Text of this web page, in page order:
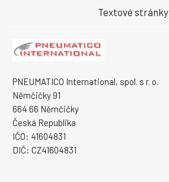
PNEUMATICO International, spol. s r. o.
Němčičky 91
664 66 Němčičky
Česká Republika
IČO: 41604831
DIČ: CZ41604831
Textové stránky